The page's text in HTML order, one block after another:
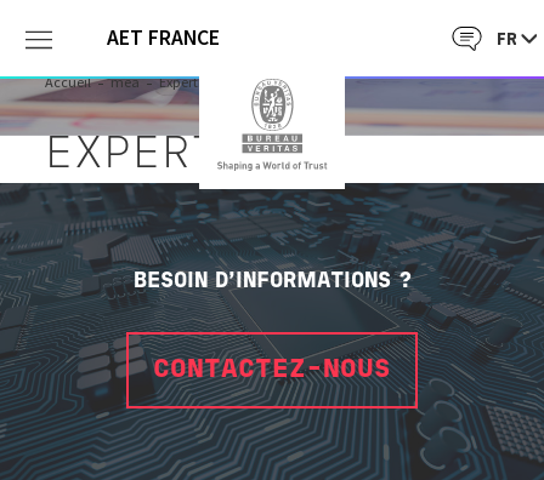
AET FRANCE
Accueil mea Expertise
EXPERTISE
BESOIN D'INFORMATIONS ?
CONTACTEZ-NOUS